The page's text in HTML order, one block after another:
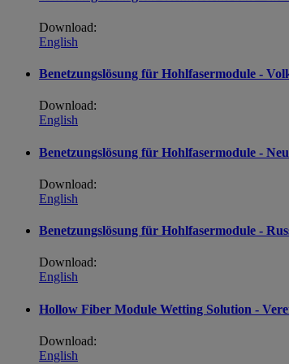
Download:
English
Benetzungslösung für Hohlfasermodule -
Download:
English
Benetzungslösung für Hohlfasermodule -
Download:
English
Benetzungslösung für Hohlfasermodule -
Download:
English
Hollow Fiber Module Wetting Solution -
Download:
English